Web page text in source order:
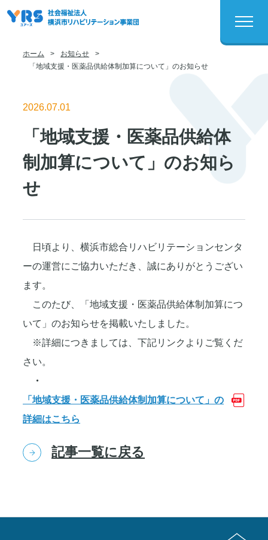
ホーム > お知らせ
>
「地域支援・医薬品供給体制加算について」のお知らせ
2026.07.01
「地域支援・医薬品供給体
制加算について」のお知ら
せ
日頃より、横浜市総合リハビリテーションセンタ
ーの運営にご協力いただき、誠にありがとうござい
ます。
このたび、「地域支援・医薬品供給体制加算につ
いて」のお知らせを掲載いたしました。
※詳細につきましては、下記リンクよりご覧くだ
さい。
・
「地域支援・医薬品供給体制加算について」の
詳細はこちら
記事一覧に戻る